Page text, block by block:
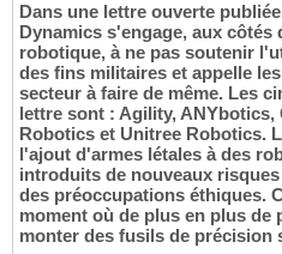
Dans une lettre ouverte
Dynamics s'engage, aux côtés
robotique, à ne pas soutenir
des fins militaires et appelle
secteur à faire de même. Les
lettre sont : Agility,
Robotics et Unitree Robotics.
l'ajout d'armes létales à des
introduits de nouveaux
des préoccupations éthiques.
moment où de plus en plus de
monter des fusils de précision